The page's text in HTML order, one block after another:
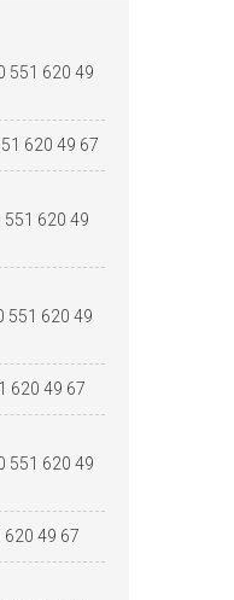
551 620 49
620 49 67
620 49
551 620 49
620 49 67
551 620 49
620 49 67